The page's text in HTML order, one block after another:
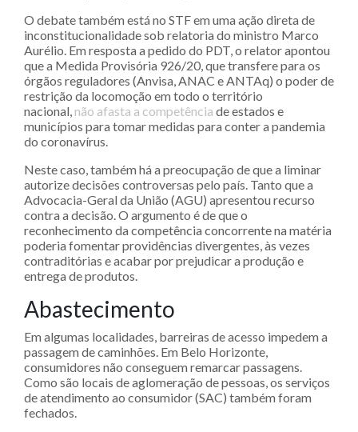
O debate também está no STF em uma ação direta de
inconstitucionalidade sob relatoria do ministro Marco
Aurélio. Em resposta a pedido do PDT, o relator apontou
que a Medida Provisória 926/20, que transfere para os
órgãos reguladores (Anvisa, ANAC e ANTAq) o poder de
restrição da locomoção em todo o território
nacional, não afasta a competência de estados e
municípios para tomar medidas para conter a pandemia
do coronavírus.
Neste caso, também há a preocupação de que a liminar
autorize decisões controversas pelo país. Tanto que a
Advocacia-Geral da União (AGU) apresentou recurso
contra a decisão. O argumento é de que o
reconhecimento da competência concorrente na matéria
poderia fomentar providências divergentes, às vezes
contraditórias e acabar por prejudicar a produção e
entrega de produtos.
Abastecimento
Em algumas localidades, barreiras de acesso impedem a
passagem de caminhões. Em Belo Horizonte,
consumidores não conseguem remarcar passagens.
Como são locais de aglomeração de pessoas, os serviços
de atendimento ao consumidor (SAC) também foram
fechados.